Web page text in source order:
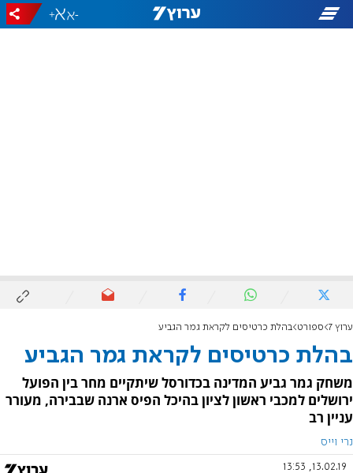
-
+
ערוץ 7 ספורט בהלת כרטיסים לקראת גמר הגביע
בהלת כרטיסים לקראת גמר הגביע
משחק גמר גביע המדינה בכדורסל שיתקיים מחר בין הפועל
ירושלים למכבי ראשון לציון בהיכל הפיס ארנה שבבירה, מעורר
עניין רב
נרי וייס
13.02.19, 13:53